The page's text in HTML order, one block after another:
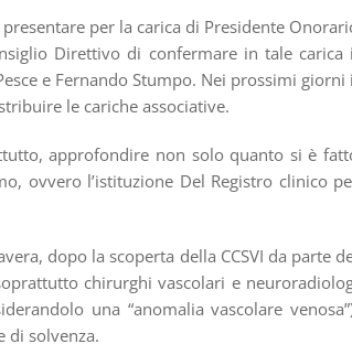
per la carica di Presidente
Direttivo di confermare in tale carica
e Fernando Stumpo. Nei prossimi giorni
le cariche associative.
approfondire non solo quanto si è
ovvero l’istituzione Del Registro clinico
dopo la scoperta della CCSVI da parte
chirurghi vascolari e
una “anomalia vascolare
di solvenza.